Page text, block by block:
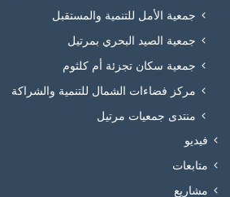
جمعية الأمل للتنمية والمستقبل
جمعية الصيد البحري بمرتيل
جمعية سكان تجزئة أم كلثوم
مركز فضاءات الشمال للتنمية والشراكة
منتدى جمعيات مرتيل
فيديو
متابعات
مشاريع